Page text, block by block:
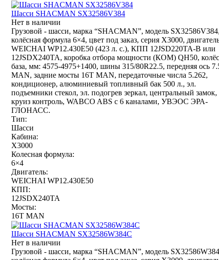
Шасси SHACMAN SX32586V384
Нет в наличии
Грузовой - шасси, марка “SHACMAN”, модель
колёсная формула 6×4, цвет под заказ, серия X3000,
WEICHAI WP12.430E50 (423 л. с.), КПП 12JSD220TA-B или
12JSDX240TA, коробка отбора мощности (КОМ) QH50,
база, мм: 4575-4975+1400, шины 315/80R22.5, передняя ось
MAN, задние мосты 16T MAN, передаточные числа 5.262,
кондиционер, алюминиевый топливный бак 500 л., эл.
подъемники стекол, эл. подогрев зеркал, центральный замок,
круиз контроль, WABCO ABS с 6 каналами, УВЭОС ЭРА-
ГЛОНАСС.
Тип:
Шасси
Кабина:
X3000
Колесная формула:
6×4
Двигатель:
WEICHAI WP12.430E50
КПП:
12JSDX240TA
Мосты:
16T MAN
Шасси SHACMAN SX32586W384C
Нет в наличии
Грузовой - шасси, марка “SHACMAN”, модель